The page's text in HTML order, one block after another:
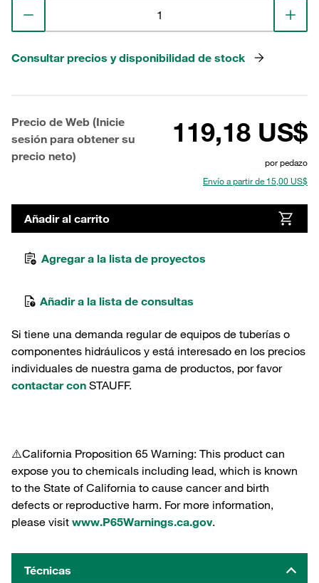
Consultar precios y disponibilidad de stock
Precio de Web (Inicie
sesión para obtener su
precio neto)
119,18 US$
por pedazo
Envío a partir de 15,00 US$
Añadir al carrito
Agregar a la lista de proyectos
Añadir a la lista de consultas
Si tiene una demanda regular de equipos de tuberías o
componentes hidráulicos y está interesado en los precios
individuales de nuestra gama de productos, por favor
contactar con STAUFF.
⚠️California Proposition 65 Warning: This product can
expose you to chemicals including lead, which is known
to the State of California to cause cancer and birth
defects or reproductive harm. For more information,
please visit www.P65Warnings.ca.gov.
Técnicas